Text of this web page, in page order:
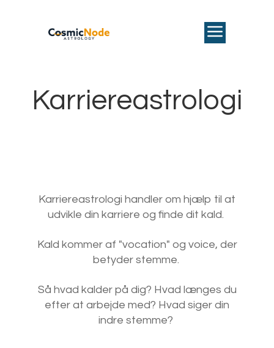
Karriereastrologi
Karriereastrologi handler om hjælp til at
udvikle din karriere og finde dit kald.
Kald kommer af "vocation" og voice, der
betyder stemme.
Så hvad kalder på dig? Hvad længes du
efter at arbejde med? Hvad siger din
indre stemme?